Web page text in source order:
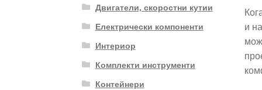
и
Двигатели, скоростни кутии
Електрически компоненти
Интериор
Комплекти инструменти
Контейнери